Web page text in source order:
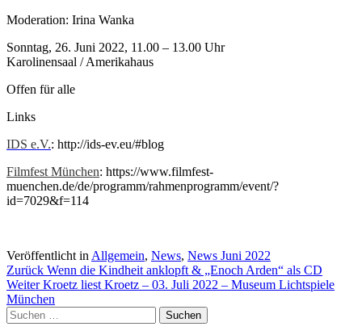
Moderation: Irina Wanka
Sonntag, 26. Juni 2022, 11.00 – 13.00 Uhr
Karolinensaal / Amerikahaus
Offen für alle
Links
IDS e.V.: http://ids-ev.eu/#blog
Filmfest München: https://www.filmfest-
muenchen.de/de/programm/rahmenprogramm/event/?
id=7029&f=114
Veröffentlicht in Allgemein, News, News Juni 2022
Beitragsnavigation
Zurück Wenn die Kindheit anklopft & „Enoch Arden“ als CD
WeiterKroetz liest Kroetz – 03. Juli 2022 – Museum Lichtspiele
München
Suchen
nach: